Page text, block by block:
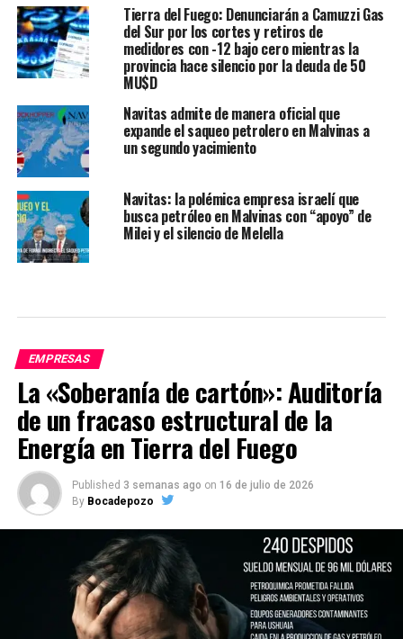
Tierra del Fuego: Denunciarán a Camuzzi Gas
del Sur por los cortes y retiros de
medidores con -12 bajo cero mientras la
provincia hace silencio por la deuda de 50
MU$D
Navitas admite de manera oficial que
expande el saqueo petrolero en Malvinas a
un segundo yacimiento
Navitas: la polémica empresa israelí que
busca petróleo en Malvinas con “apoyo” de
Milei y el silencio de Melella
EMPRESAS
La «Soberanía de cartón»: Auditoría
de un fracaso estructural de la
Energía en Tierra del Fuego
Published 3 semanas ago on 16 de julio de 2026
By Bocadepozo